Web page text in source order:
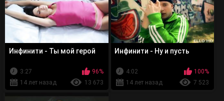
Инфинити - Ты мой герой
3:27
96%
14 лет назад
13 673
Инфинити - Ну и пусть
4:02
100%
14 лет назад
7 523